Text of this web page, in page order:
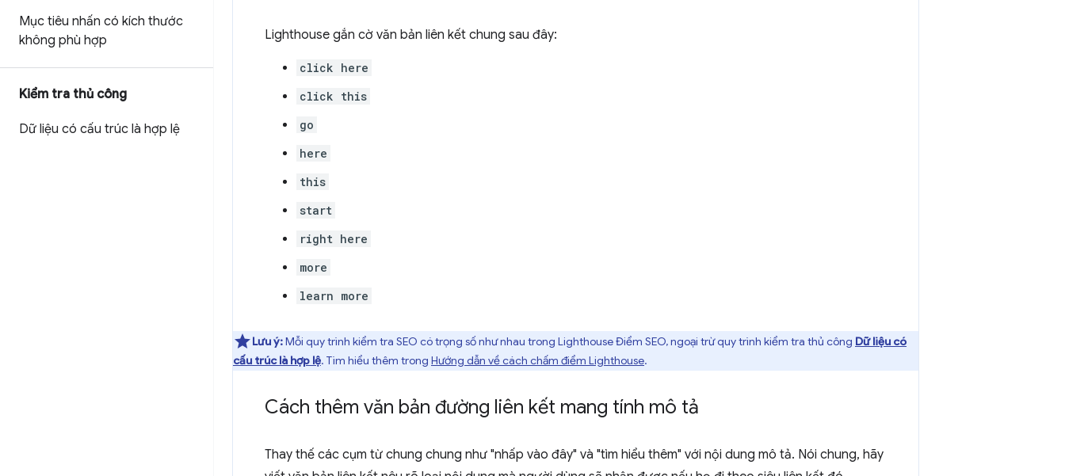
Mục tiêu nhấn có kích thước
không phù hợp
Kiểm tra thủ công
Dữ liệu có cấu trúc là hợp lệ
Lighthouse gắn cờ văn bản liên kết chung sau đây:
click here
click this
go
here
this
start
right here
more
learn more
Lưu ý:Mỗi quy trình kiểm tra SEO có trọng số như nhau trong Lighthouse Điểm SEO, ngoại trừ quy trình kiểm tra thủ công Dữ liệu có
cấu trúc là hợp lệ. Tìm hiểu thêm trong Hướng dẫn về cách chấm điểm Lighthouse.
Cách thêm văn bản đường liên kết mang tính mô tả
Thay thế các cụm từ chung chung như "nhấp vào đây" và "tìm hiểu thêm" với nội dung mô tả. Nói chung, hãy